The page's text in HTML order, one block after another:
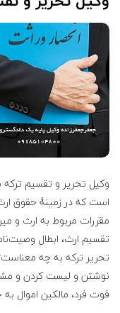
پ
ا
ی
ه
ی
ک
ا
ی
وکیل تحریر و تقسیم
است که در زمینهٔ حقوق
مقررات مربوط به ارث و
تقسیم ارث، ابطال
تحریر ترکه به چه
نوشتن و لیست کردن و
فوت فرد، مالکین اموال به